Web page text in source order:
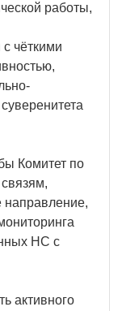
работы,
чёткими
Комитет по
направление,
НС с
активного